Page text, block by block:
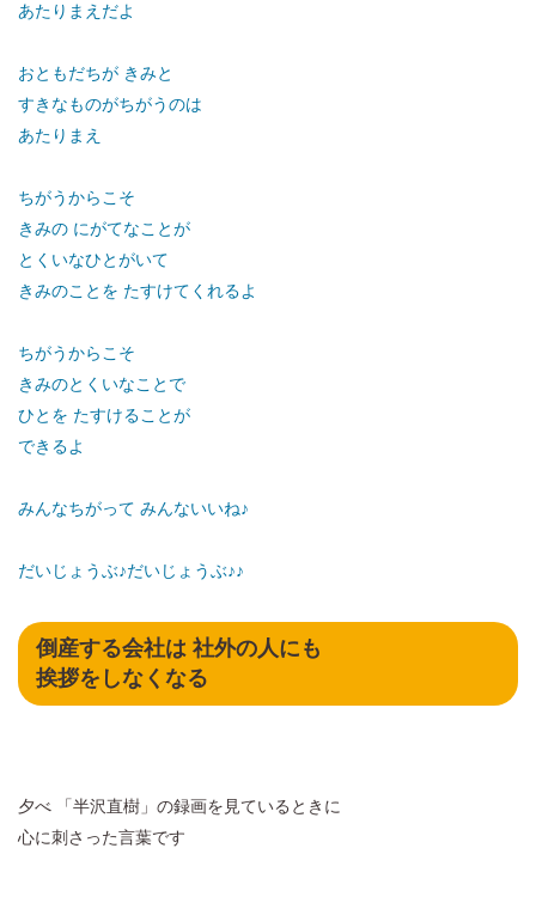
あたりまえだよ
おともだちが きみと
すきなものがちがうのは
あたりまえ
ちがうからこそ
きみの にがてなことが
とくいなひとがいて
きみのことを たすけてくれるよ
ちがうからこそ
きみのとくいなことで
ひとを たすけることが
できるよ
みんなちがって みんないいね♪
だいじょうぶ♪だいじょうぶ♪♪
倒産する会社は 社外の人にも
挨拶をしなくなる
夕べ 「半沢直樹」の録画を見ているときに
心に刺さった言葉です